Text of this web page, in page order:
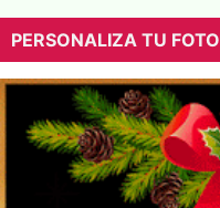
PERSONALIZA TU FOTO